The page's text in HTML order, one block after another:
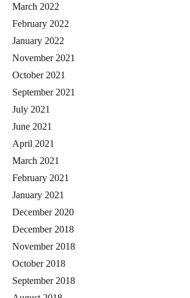
March 2022
February 2022
January 2022
November 2021
October 2021
September 2021
July 2021
June 2021
April 2021
March 2021
February 2021
January 2021
December 2020
December 2018
November 2018
October 2018
September 2018